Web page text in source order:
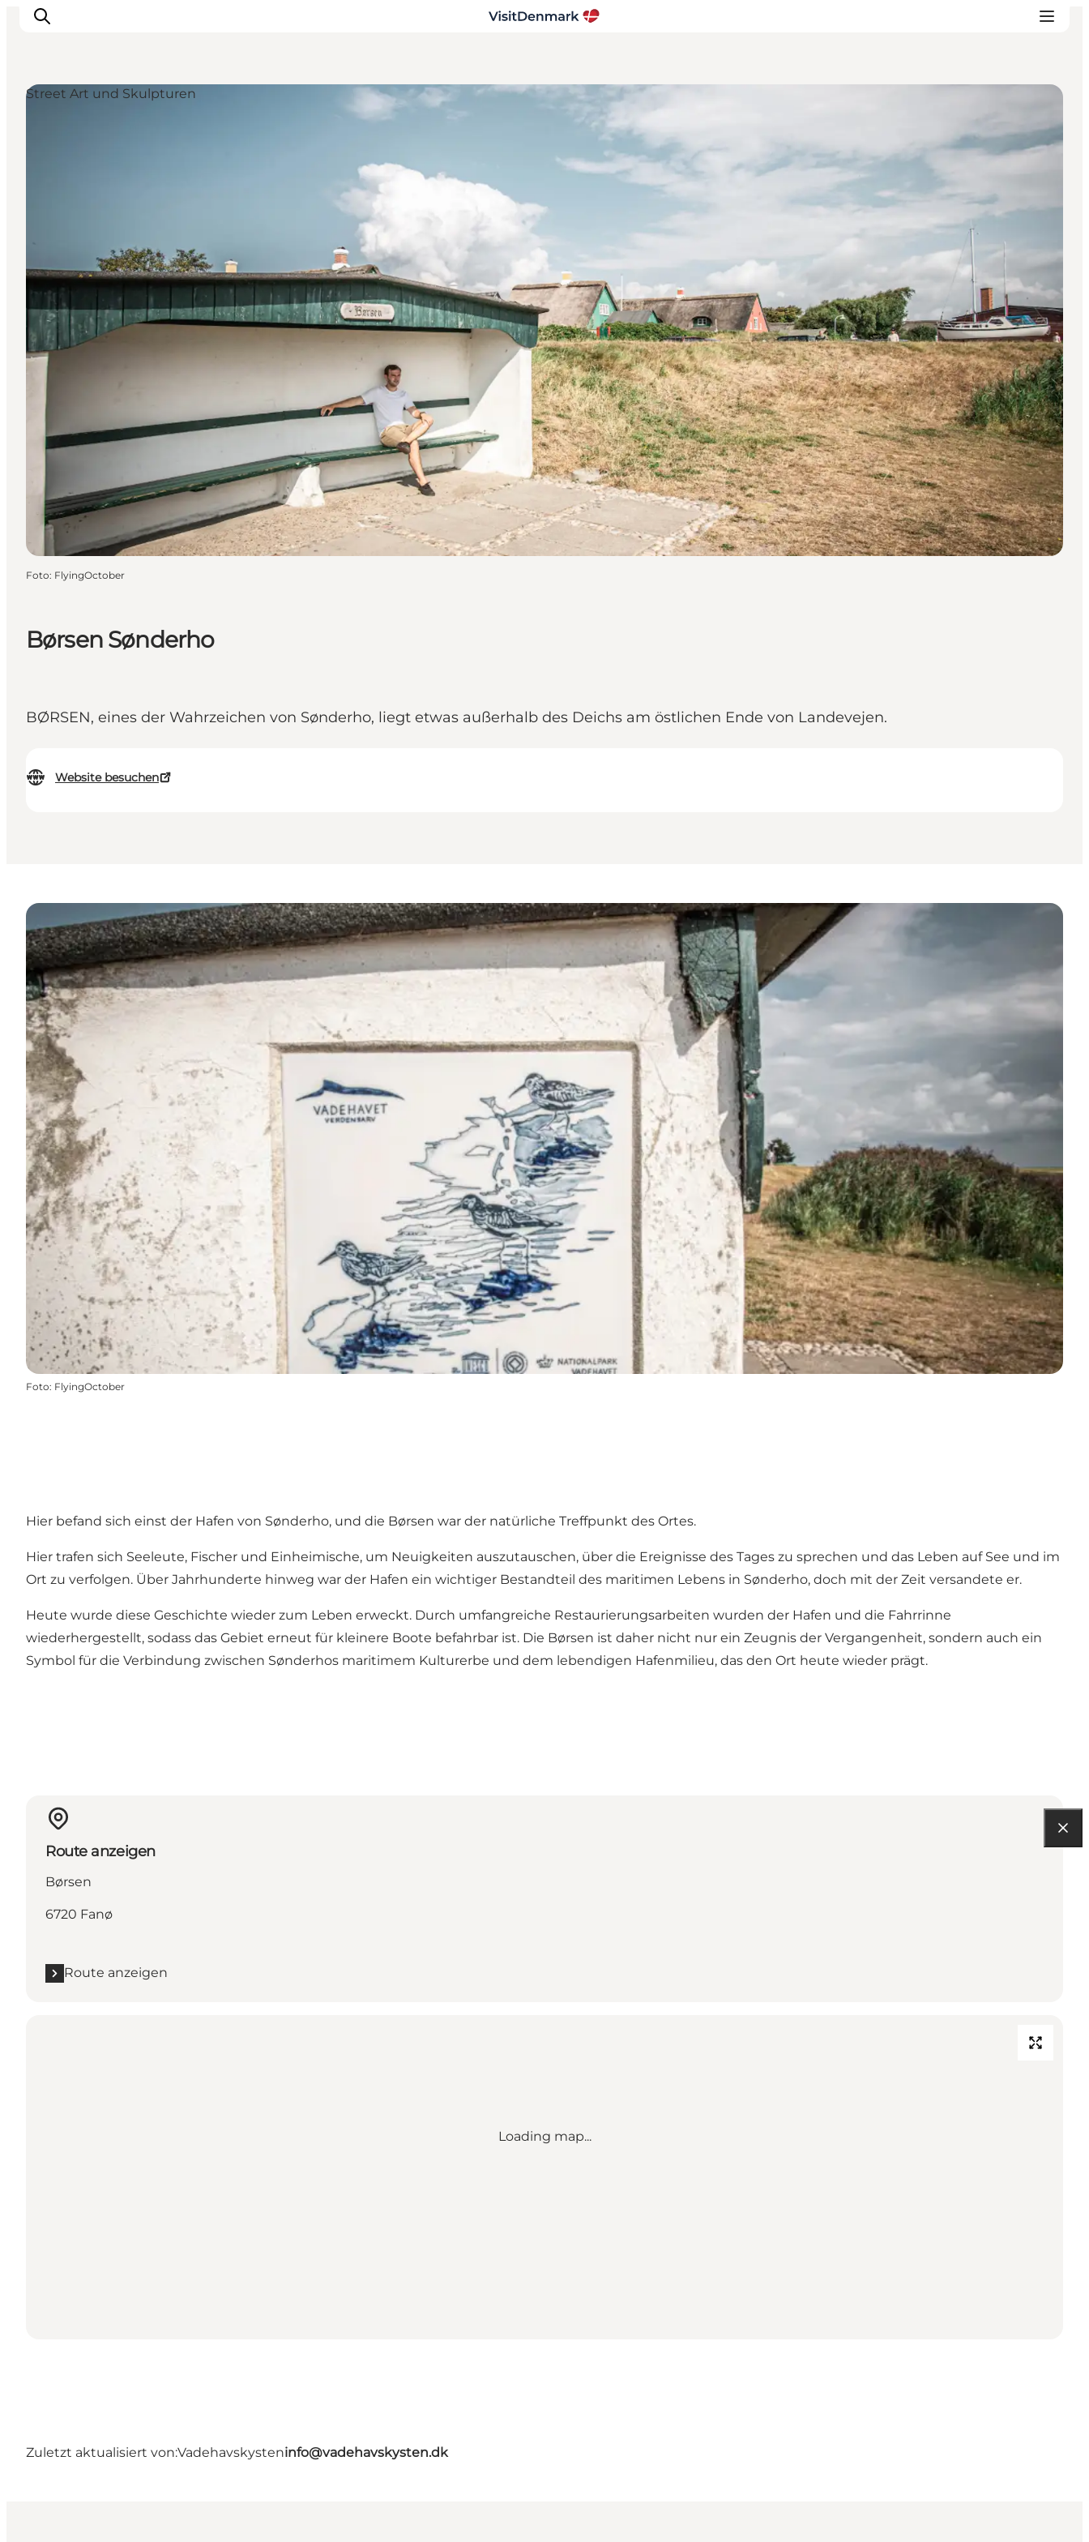
Børsen Sønderho
BØRSEN, eines der Wahrzeichen von Sønderho, liegt etwas außerhalb des Deichs am östlichen Ende von Landevejen.
Website besuchen
Street Art und Skulpturen
Foto: FlyingOctober
Foto: FlyingOctober
Hier befand sich einst der Hafen von Sønderho, und die Børsen war der natürliche Treffpunkt des Ortes.
Hier trafen sich Seeleute, Fischer und Einheimische, um Neuigkeiten auszutauschen, über die Ereignisse des Tages zu sprechen und das Leben auf See und im
Ort zu verfolgen. Über Jahrhunderte hinweg war der Hafen ein wichtiger Bestandteil des maritimen Lebens in Sønderho, doch mit der Zeit versandete er.
Heute wurde diese Geschichte wieder zum Leben erweckt. Durch umfangreiche Restaurierungsarbeiten wurden der Hafen und die Fahrrinne
wiederhergestellt, sodass das Gebiet erneut für kleinere Boote befahrbar ist. Die Børsen ist daher nicht nur ein Zeugnis der Vergangenheit, sondern auch ein
Symbol für die Verbindung zwischen Sønderhos maritimem Kulturerbe und dem lebendigen Hafenmilieu, das den Ort heute wieder prägt.
Route anzeigen
Børsen
6720 Fanø
Route anzeigen
Loading map...
Zuletzt aktualisiert von:Vadehavskysteninfo@vadehavskysten.dk